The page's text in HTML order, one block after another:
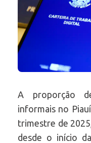
A proporção
informais no
trimestre de
desde o início